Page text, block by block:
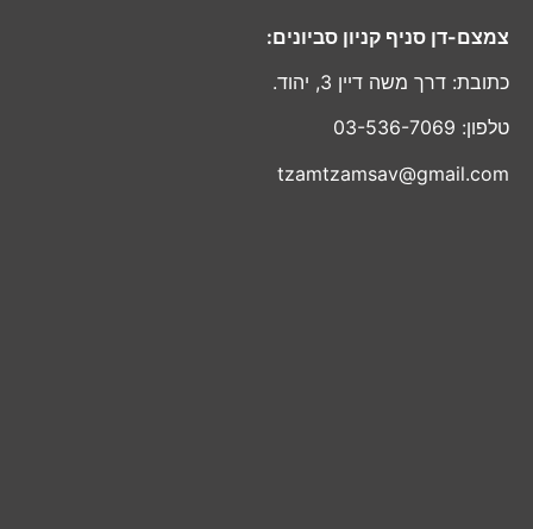
צמצם-דן סניף קניון סביונים:
כתובת: דרך משה דיין 3, יהוד.
טלפון: 03-536-7069
tzamtzamsav@gmail.com